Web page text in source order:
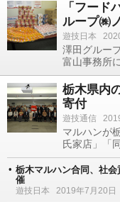
「フード
ループ㈱
遊技日本
澤田グルー
富山事務所
栃木県内
寄付
遊技通信
マルハンが
氏家店」「
栃木マルハン合同、社
催
遊技日本 2019年7月20日